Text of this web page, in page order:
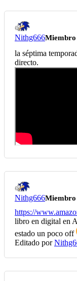
Nithg666Miembro
la séptima
directo.
Nithg666Miembro
https://
libro en digital en
estado un poco off
Editado por